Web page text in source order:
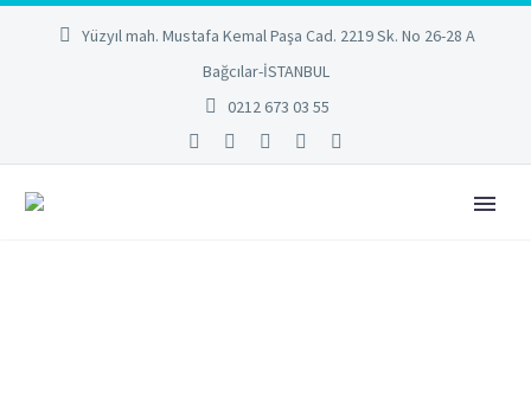
Yüzyıl mah. Mustafa Kemal Paşa Cad. 2219 Sk. No 26-28 A
Bağcılar-İSTANBUL
0212 673 03 55